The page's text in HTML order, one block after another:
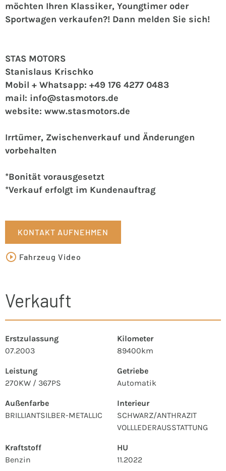
möchten Ihren Klassiker, Youngtimer oder
Sportwagen verkaufen?! Dann melden Sie sich!
STAS MOTORS
Stanislaus Krischko
Mobil + Whatsapp: +49 176 4277 0483
mail: info@stasmotors.de
website: www.stasmotors.de
Irrtümer, Zwischenverkauf und Änderungen
vorbehalten
*Bonität vorausgesetzt
*Verkauf erfolgt im Kundenauftrag
KONTAKT AUFNEHMEN
Fahrzeug Video
Verkauft
Erstzulassung
07.2003
Kilometer
89400km
Leistung
270KW / 367PS
Getriebe
Automatik
Außenfarbe
BRILLIANTSILBER-METALLIC
Interieur
SCHWARZ/ANTHRAZIT
VOLLLEDERAUSSTATTUNG
Kraftstoff
Benzin
HU
11.2022